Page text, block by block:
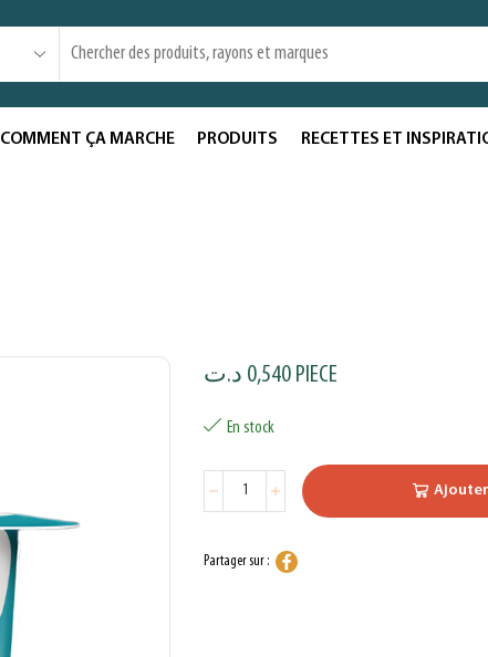
COMMENT ÇA MARCHE PRODUITS RECETTES ET
0,540 د.ت PIECE
En stock
Partager sur :